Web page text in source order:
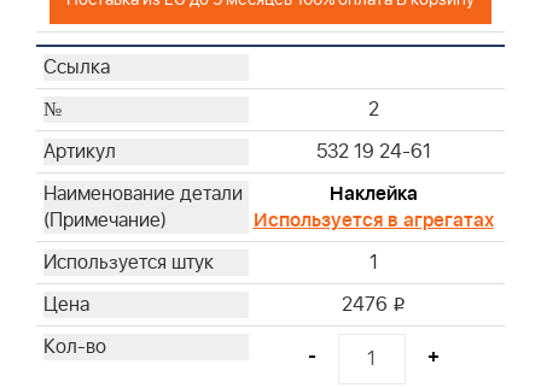
2
532 19 24-61
Наклейка
Используется в агрегатах
1
2476 i
- +